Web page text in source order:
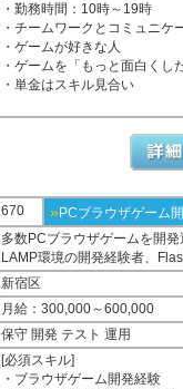
・勤務時間：10時～19時
・チームワークとコミュニケ
・ゲームが好きな人
・ゲームを「もっと面白くし
・単金はスキル見合い
670 »PCブラウザゲーム
多数PCブラウザゲームを開発
LAMP環境の開発経験者、
新宿区
月給：300,000～600,000
保守 開発 テスト 運用
[必須スキル]
・ブラウザゲーム開発経験